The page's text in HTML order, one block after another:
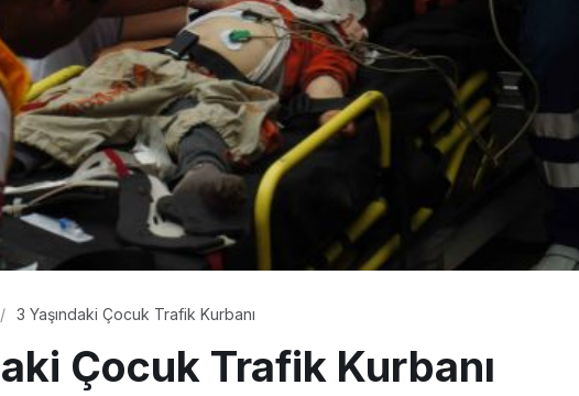
3 Yaşındaki Çocuk Trafik Kurbanı
Çocuk Trafik Kurbanı
EKONOMİ
ASLANDAĞ’DA HEDEF
2030
GÜNDEM
DİPLOMASİDE YENİ
DURAK: MİAMİ